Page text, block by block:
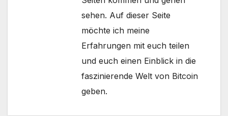
sehen. Auf dieser Seite
möchte ich meine
Erfahrungen mit euch teilen
und euch einen Einblick in die
faszinierende Welt von Bitcoin
geben.